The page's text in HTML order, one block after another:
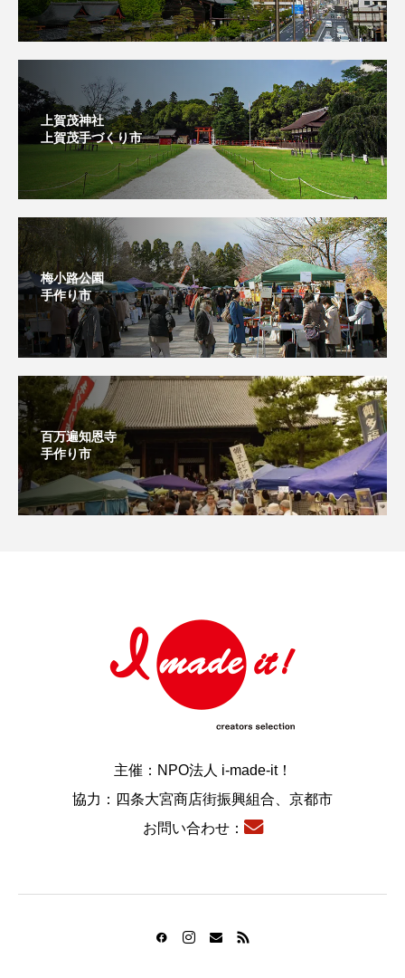
上賀茂神社
上賀茂手づくり市⁡
梅小路公園
手作り市
百万遍知恩寺
手作り市
主催：NPO法人 i-made-it！
協力：四条大宮商店街振興組合、京都市
お問い合わせ：